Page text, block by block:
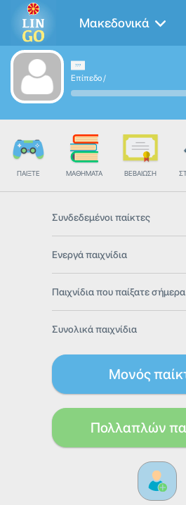
Μακεδονικά
Επίπεδο/
ΠΑΊΞΤΕ ΜΑΘΉΜΑΤΑ ΒΕΒΑΊΩΣΗ
Συνδεδεμένοι παίκτες
Ενεργά παιχνίδια
Παιχνίδια που παίξατε σήμερα
Συνολικά παιχνίδια
Μονός
Πολλαπλών